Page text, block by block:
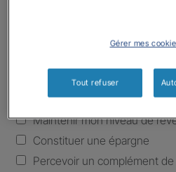
Autre
Quels sont vos besoins ?*
Maintenir mon niveau de
Constituer une épargne
Percevoir un complément
Gérer mes
Tout refuser